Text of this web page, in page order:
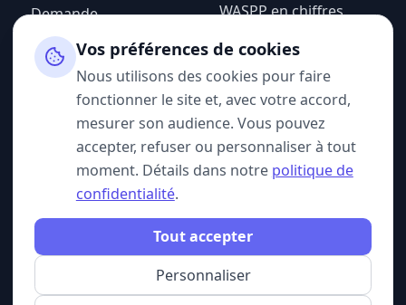
Demande
d'information
Espace admin
WASPP en chiffres
Mentions légales
Politique de
confidentialité
CGU
SUIVEZ-NOUS
© 2026 WASPP. Tous droits réservés.
Vos préférences de cookies
Nous utilisons des cookies pour faire
fonctionner le site et, avec votre accord,
mesurer son audience. Vous pouvez
accepter, refuser ou personnaliser à tout
moment. Détails dans notre politique de
confidentialité.
Personnaliser
Tout accepter